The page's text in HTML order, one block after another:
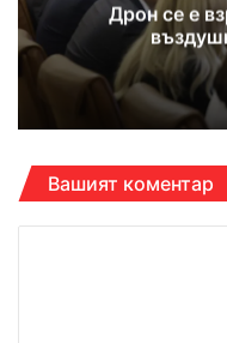
Дрон се е
Вашият коментар